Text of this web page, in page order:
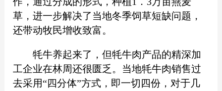
草，进一步解决了当地冬季饲草短缺问题，
还带动牧民增收致富。
牦牛养起来了，但牦牛肉产品的精深加
工企业在林周还很匮乏。当地牦牛肉销售过
去采用“四分体”方式，即一切四份，对于几